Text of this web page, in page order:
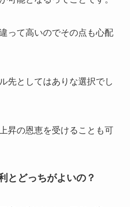
って高いのでその点も心配
先としてはありな選択でし
昇の恩恵を受けることも可
とどっちがよいの？